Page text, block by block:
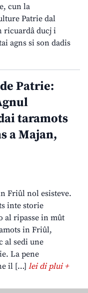
cun la
Patrie dal
ricuardâ ducj i
agns si son dadis
Patrie:
taramots
a Majan,
Friûl nol esisteve.
inte storie
al ripasse in mût
in Friûl,
al sedi une
La pene
il […] lei di plui +